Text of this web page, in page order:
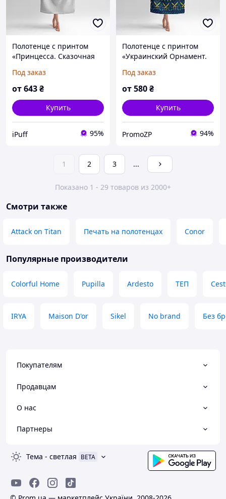
Полотенце с принтом
«Принцесса. Сказочная
love»
Под заказ
от643₴
Купить
iPuff 95%
Полотенце с принтом
«Украинский Орнамент.
сине-желтый
Под заказ
от580₴
Купить
PromoZP 94%
1 2 3 ...
Показано 1 - 29 товаров из 2000+
Смотри также
Attack on Titan Печать на полотенцах Conor
Популярные производители
Colorful Home Pupilla Ardesto ТЕП
IRYA Maison D'or Sikel No brand Без
Покупателям
Продавцам
О нас
Партнеры
Тема - светлая BETA